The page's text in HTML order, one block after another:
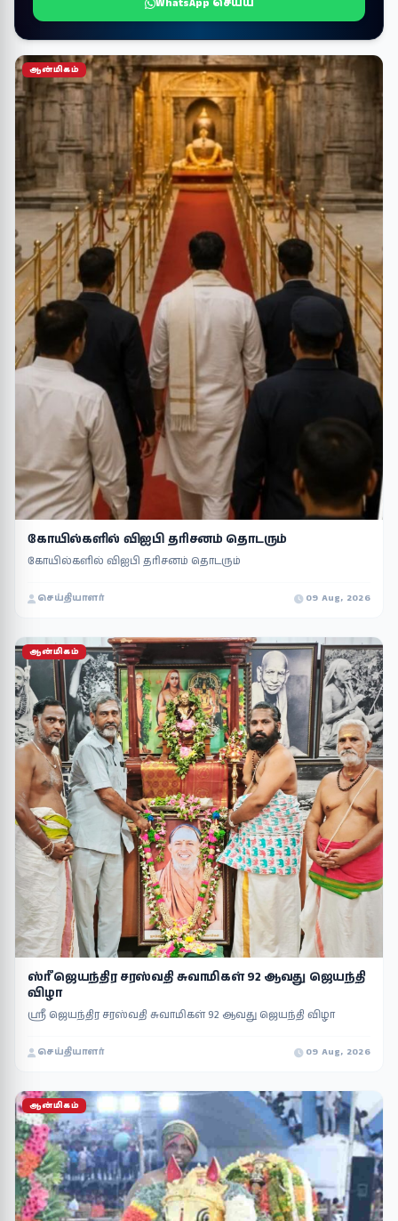
WhatsApp செய்ய
ஆன்மிகம்
கோயில்களில் விஐபி தரிசனம் தொடரும்
கோயில்களில் விஐபி தரிசனம் தொடரும்
செய்தியாளர் 09 Aug, 2026
ஆன்மிகம்
ஸ்ரீ ஜெயந்திர சரஸ்வதி சுவாமிகள் 92 ஆவது ஜெயந்தி
விழா
ஸ்ரீ ஜெயந்திர சரஸ்வதி சுவாமிகள் 92 ஆவது ஜெயந்தி விழா
செய்தியாளர் 09 Aug, 2026
ஆன்மிகம்